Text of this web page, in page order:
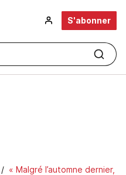
S'abonner
« Malgré l’automne dernier,